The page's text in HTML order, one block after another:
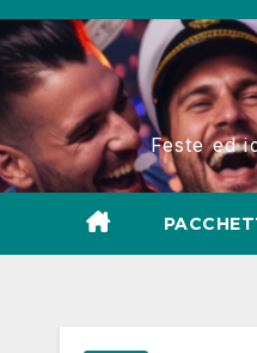
Salta
al
contenuto
Feste ed